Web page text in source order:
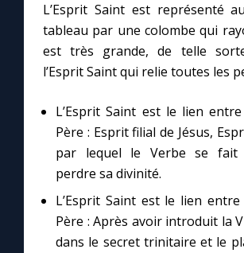
L’Esprit Saint est représenté
tableau par une colombe qui
est très grande, de telle
l’Esprit Saint qui relie toutes les
L’Esprit Saint est le lien
Père : Esprit filial de Jésus,
par lequel le Verbe se fait
perdre sa divinité.
L’Esprit Saint est le lien
Père : Après avoir introduit la
dans le secret trinitaire et le